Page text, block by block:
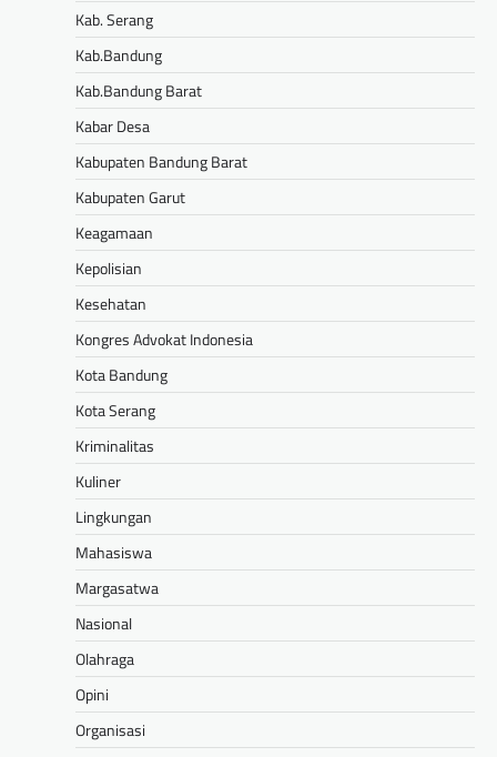
Kab. Serang
Kab.Bandung
Kab.Bandung Barat
Kabar Desa
Kabupaten Bandung Barat
Kabupaten Garut
Keagamaan
Kepolisian
Kesehatan
Kongres Advokat Indonesia
Kota Bandung
Kota Serang
Kriminalitas
Kuliner
Lingkungan
Mahasiswa
Margasatwa
Nasional
Olahraga
Opini
Organisasi